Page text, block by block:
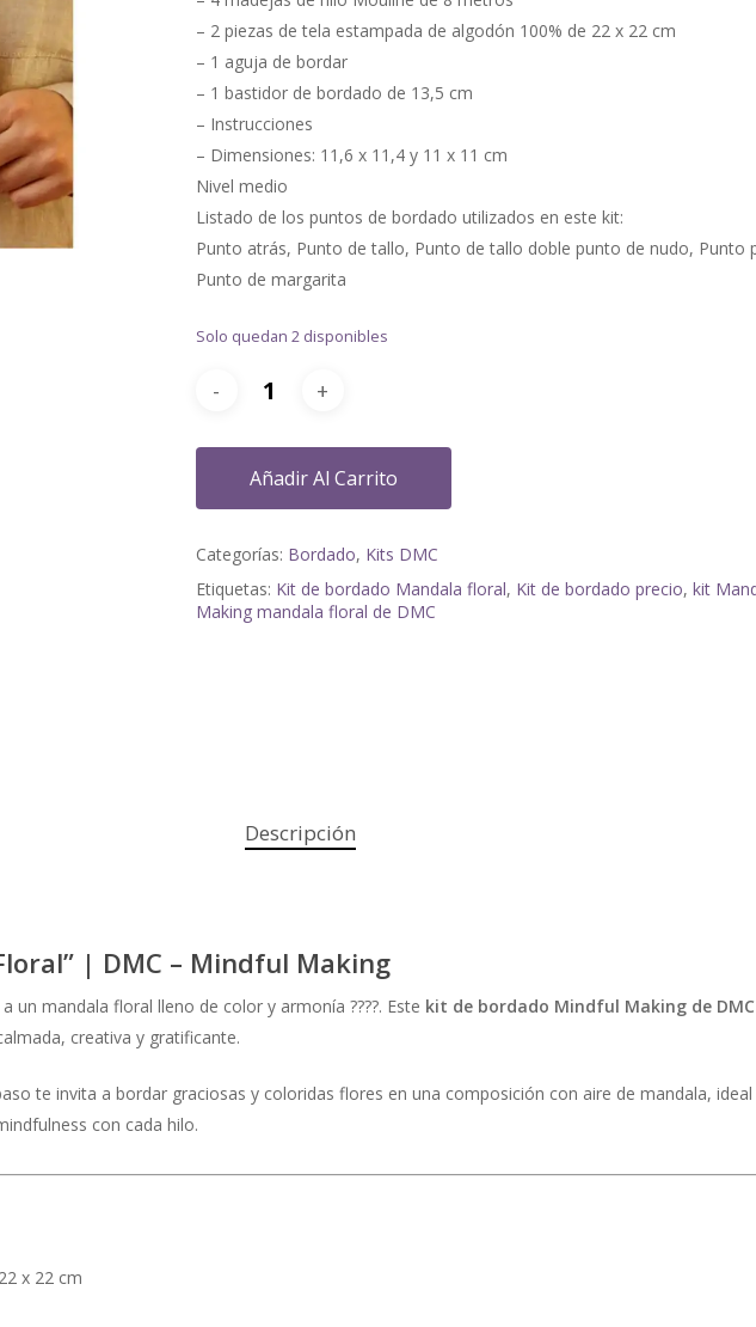
– 2 piezas de tela estampada de algodón 100% de 22 x 22 cm
– 1 aguja de bordar
– 1 bastidor de bordado de 13,5 cm
– Instrucciones
– Dimensiones: 11,6 x 11,4 y 11 x 11 cm
Nivel medio
Listado de los puntos de bordado utilizados en este kit:
Punto atrás, Punto de tallo, Punto de tallo doble punto de nudo, Punto
Punto de margarita
Solo quedan 2 disponibles
Añadir Al Carrito
Categorías: Bordado, Kits DMC
Etiquetas: Kit de bordado Mandala floral, Kit de bordado precio, kit
Making mandala floral de DMC
Descripción
| DMC – Mindful Making
mandala floral lleno de color y armonía ????. Este kit de bordado Mindful Making de DMC
creativa y gratificante.
te invita a bordar graciosas y coloridas flores en una composición con aire de mandala,
con cada hilo.
x 22 cm